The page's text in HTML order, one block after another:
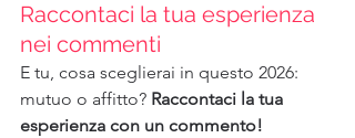
Raccontaci la tua esperienza
nei commenti
E tu, cosa sceglierai in questo 2026:
mutuo o affitto? Raccontaci la tua
esperienza con un commento!